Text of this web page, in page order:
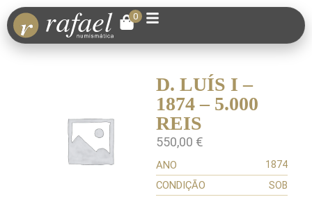
0
D. LUÍS I –
1874 – 5.000
REIS
550,00 €
ANO 1874
CONDIÇÃO SOB